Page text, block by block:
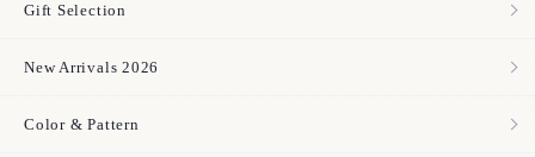
Gift Selection
New Arrivals 2026
Color & Pattern